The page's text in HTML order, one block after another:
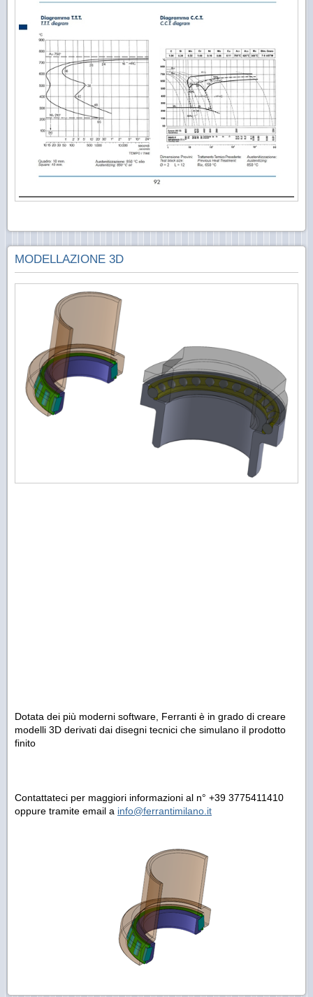
MODELLAZIONE 3D
Dotata dei più moderni software, Ferranti è in grado di creare
modelli 3D derivati dai disegni tecnici che simulano il prodotto
finito
Contattateci per maggiori informazioni al n° +39 3775411410
oppure tramite email a info@ferrantimilano.it